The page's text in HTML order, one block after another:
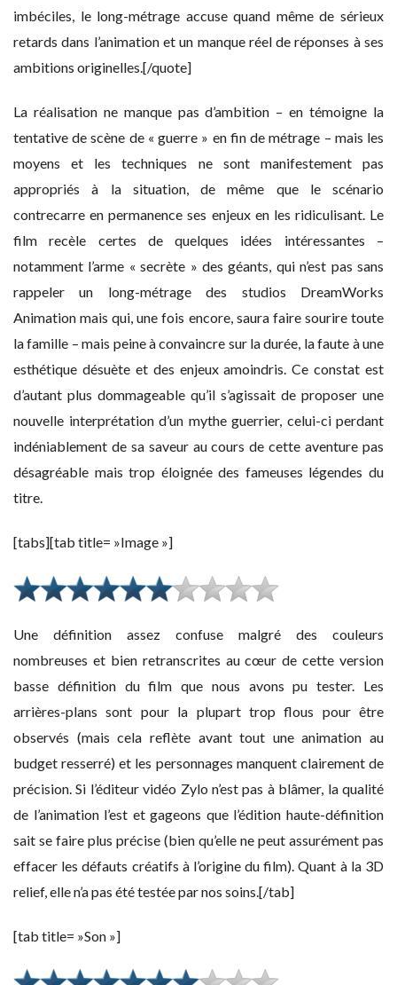
imbéciles, le long-métrage accuse quand même de sérieux
retards dans l’animation et un manque réel de réponses à ses
ambitions originelles.[/quote]
La réalisation ne manque pas d’ambition – en témoigne la
tentative de scène de « guerre » en fin de métrage – mais les
moyens et les techniques ne sont manifestement pas
appropriés à la situation, de même que le scénario
contrecarre en permanence ses enjeux en les ridiculisant. Le
film recèle certes de quelques idées intéressantes –
notamment l’arme « secrète » des géants, qui n’est pas sans
rappeler un long-métrage des studios DreamWorks
Animation mais qui, une fois encore, saura faire sourire toute
la famille – mais peine à convaincre sur la durée, la faute à une
esthétique désuète et des enjeux amoindris. Ce constat est
d’autant plus dommageable qu’il s’agissait de proposer une
nouvelle interprétation d’un mythe guerrier, celui-ci perdant
indéniablement de sa saveur au cours de cette aventure pas
désagréable mais trop éloignée des fameuses légendes du
titre.
[tabs][tab title= »Image »]
Une définition assez confuse malgré des couleurs
nombreuses et bien retranscrites au cœur de cette version
basse définition du film que nous avons pu tester. Les
arrières-plans sont pour la plupart trop flous pour être
observés (mais cela reflète avant tout une animation au
budget resserré) et les personnages manquent clairement de
précision. Si l’éditeur vidéo Zylo n’est pas à blâmer, la qualité
de l’animation l’est et gageons que l’édition haute-définition
sait se faire plus précise (bien qu’elle ne peut assurément pas
effacer les défauts créatifs à l’origine du film). Quant à la 3D
relief, elle n’a pas été testée par nos soins.[/tab]
[tab title= »Son »]